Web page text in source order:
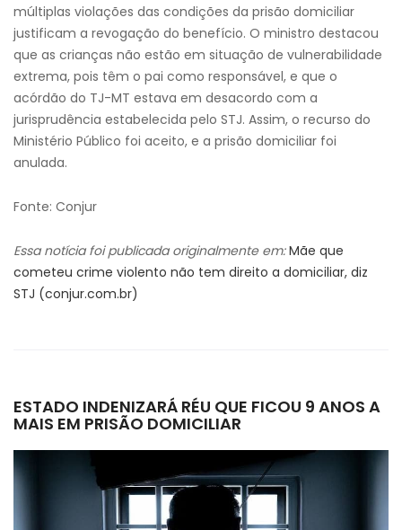
múltiplas violações das condições da prisão domiciliar
justificam a revogação do benefício. O ministro destacou
que as crianças não estão em situação de vulnerabilidade
extrema, pois têm o pai como responsável, e que o
acórdão do TJ-MT estava em desacordo com a
jurisprudência estabelecida pelo STJ. Assim, o recurso do
Ministério Público foi aceito, e a prisão domiciliar foi
anulada.
Fonte: Conjur
Essa notícia foi publicada originalmente em: Mãe que
cometeu crime violento não tem direito a domiciliar, diz
STJ (conjur.com.br)
ESTADO INDENIZARÁ RÉU QUE FICOU 9 ANOS A
MAIS EM PRISÃO DOMICILIAR